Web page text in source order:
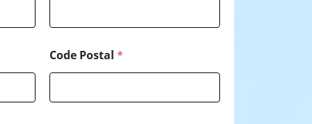
Code Postal *